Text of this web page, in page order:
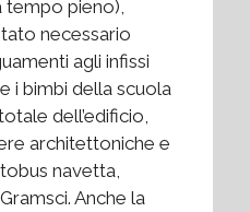
tempo pieno),
necessario
agli infissi
i bimbi della scuola
dell’edificio,
architettoniche e
navetta,
Anche la